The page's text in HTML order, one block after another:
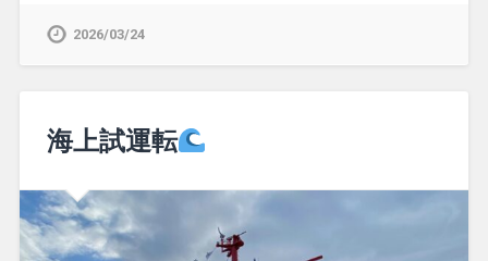
2026/03/24
海上試運転